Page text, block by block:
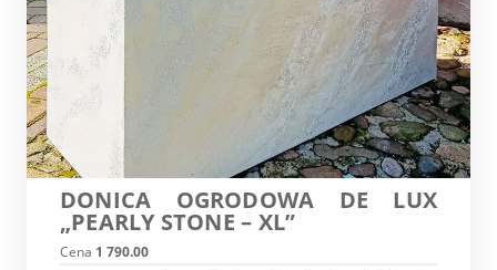
DONICA OGRODOWA DE LUX
„PEARLY STONE – XL”
Cena 1 790.00